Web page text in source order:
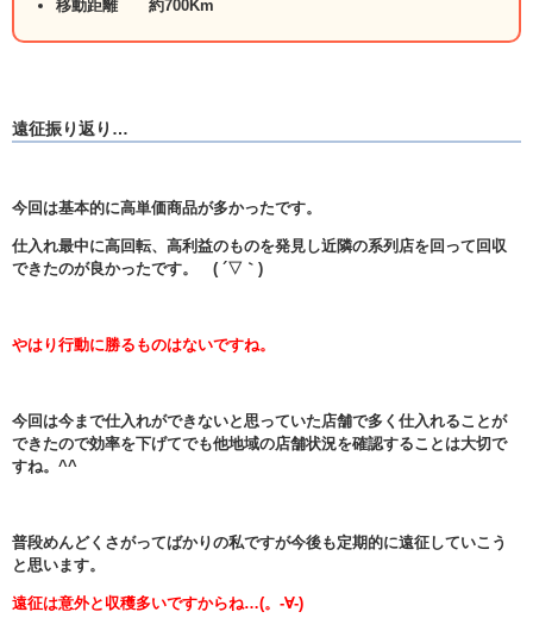
移動距離 約700Km
遠征振り返り…
今回は基本的に高単価商品が多かったです。
仕入れ最中に高回転、高利益のものを発見し近隣の系列店を回って回収
できたのが良かったです。 ( ´▽｀)
やはり行動に勝るものはないですね。
今回は今まで仕入れができないと思っていた店舗で多く仕入れることが
できたので効率を下げてでも他地域の店舗状況を確認することは大切で
すね。^^
普段めんどくさがってばかりの私ですが今後も定期的に遠征していこう
と思います。
遠征は意外と収穫多いですからね…(。-∀-)